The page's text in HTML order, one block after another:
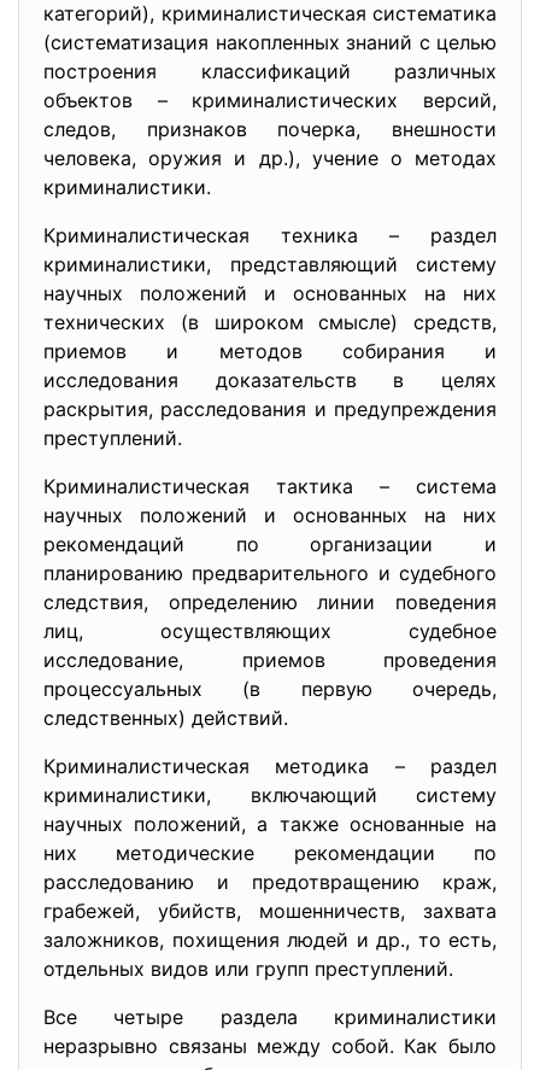
категорий), криминалистическая систематика
(систематизация накопленных знаний с целью
построения классификаций различных
объектов – криминалистических версий,
следов, признаков почерка, внешности
человека, оружия и др.), учение о методах
криминалистики.
Криминалистическая техника – раздел
криминалистики, представляющий систему
научных положений и основанных на них
технических (в широком смысле) средств,
приемов и методов собирания и
исследования доказательств в целях
раскрытия, расследования и предупреждения
преступлений.
Криминалистическая тактика – система
научных положений и основанных на них
рекомендаций по организации и
планированию предварительного и судебного
следствия, определению линии поведения
лиц, осуществляющих судебное
исследование, приемов проведения
процессуальных (в первую очередь,
следственных) действий.
Криминалистическая методика – раздел
криминалистики, включающий систему
научных положений, а также основанные на
них методические рекомендации по
расследованию и предотвращению краж,
грабежей, убийств, мошенничеств, захвата
заложников, похищения людей и др., то есть,
отдельных видов или групп преступлений.
Все четыре раздела криминалистики
неразрывно связаны между собой. Как было